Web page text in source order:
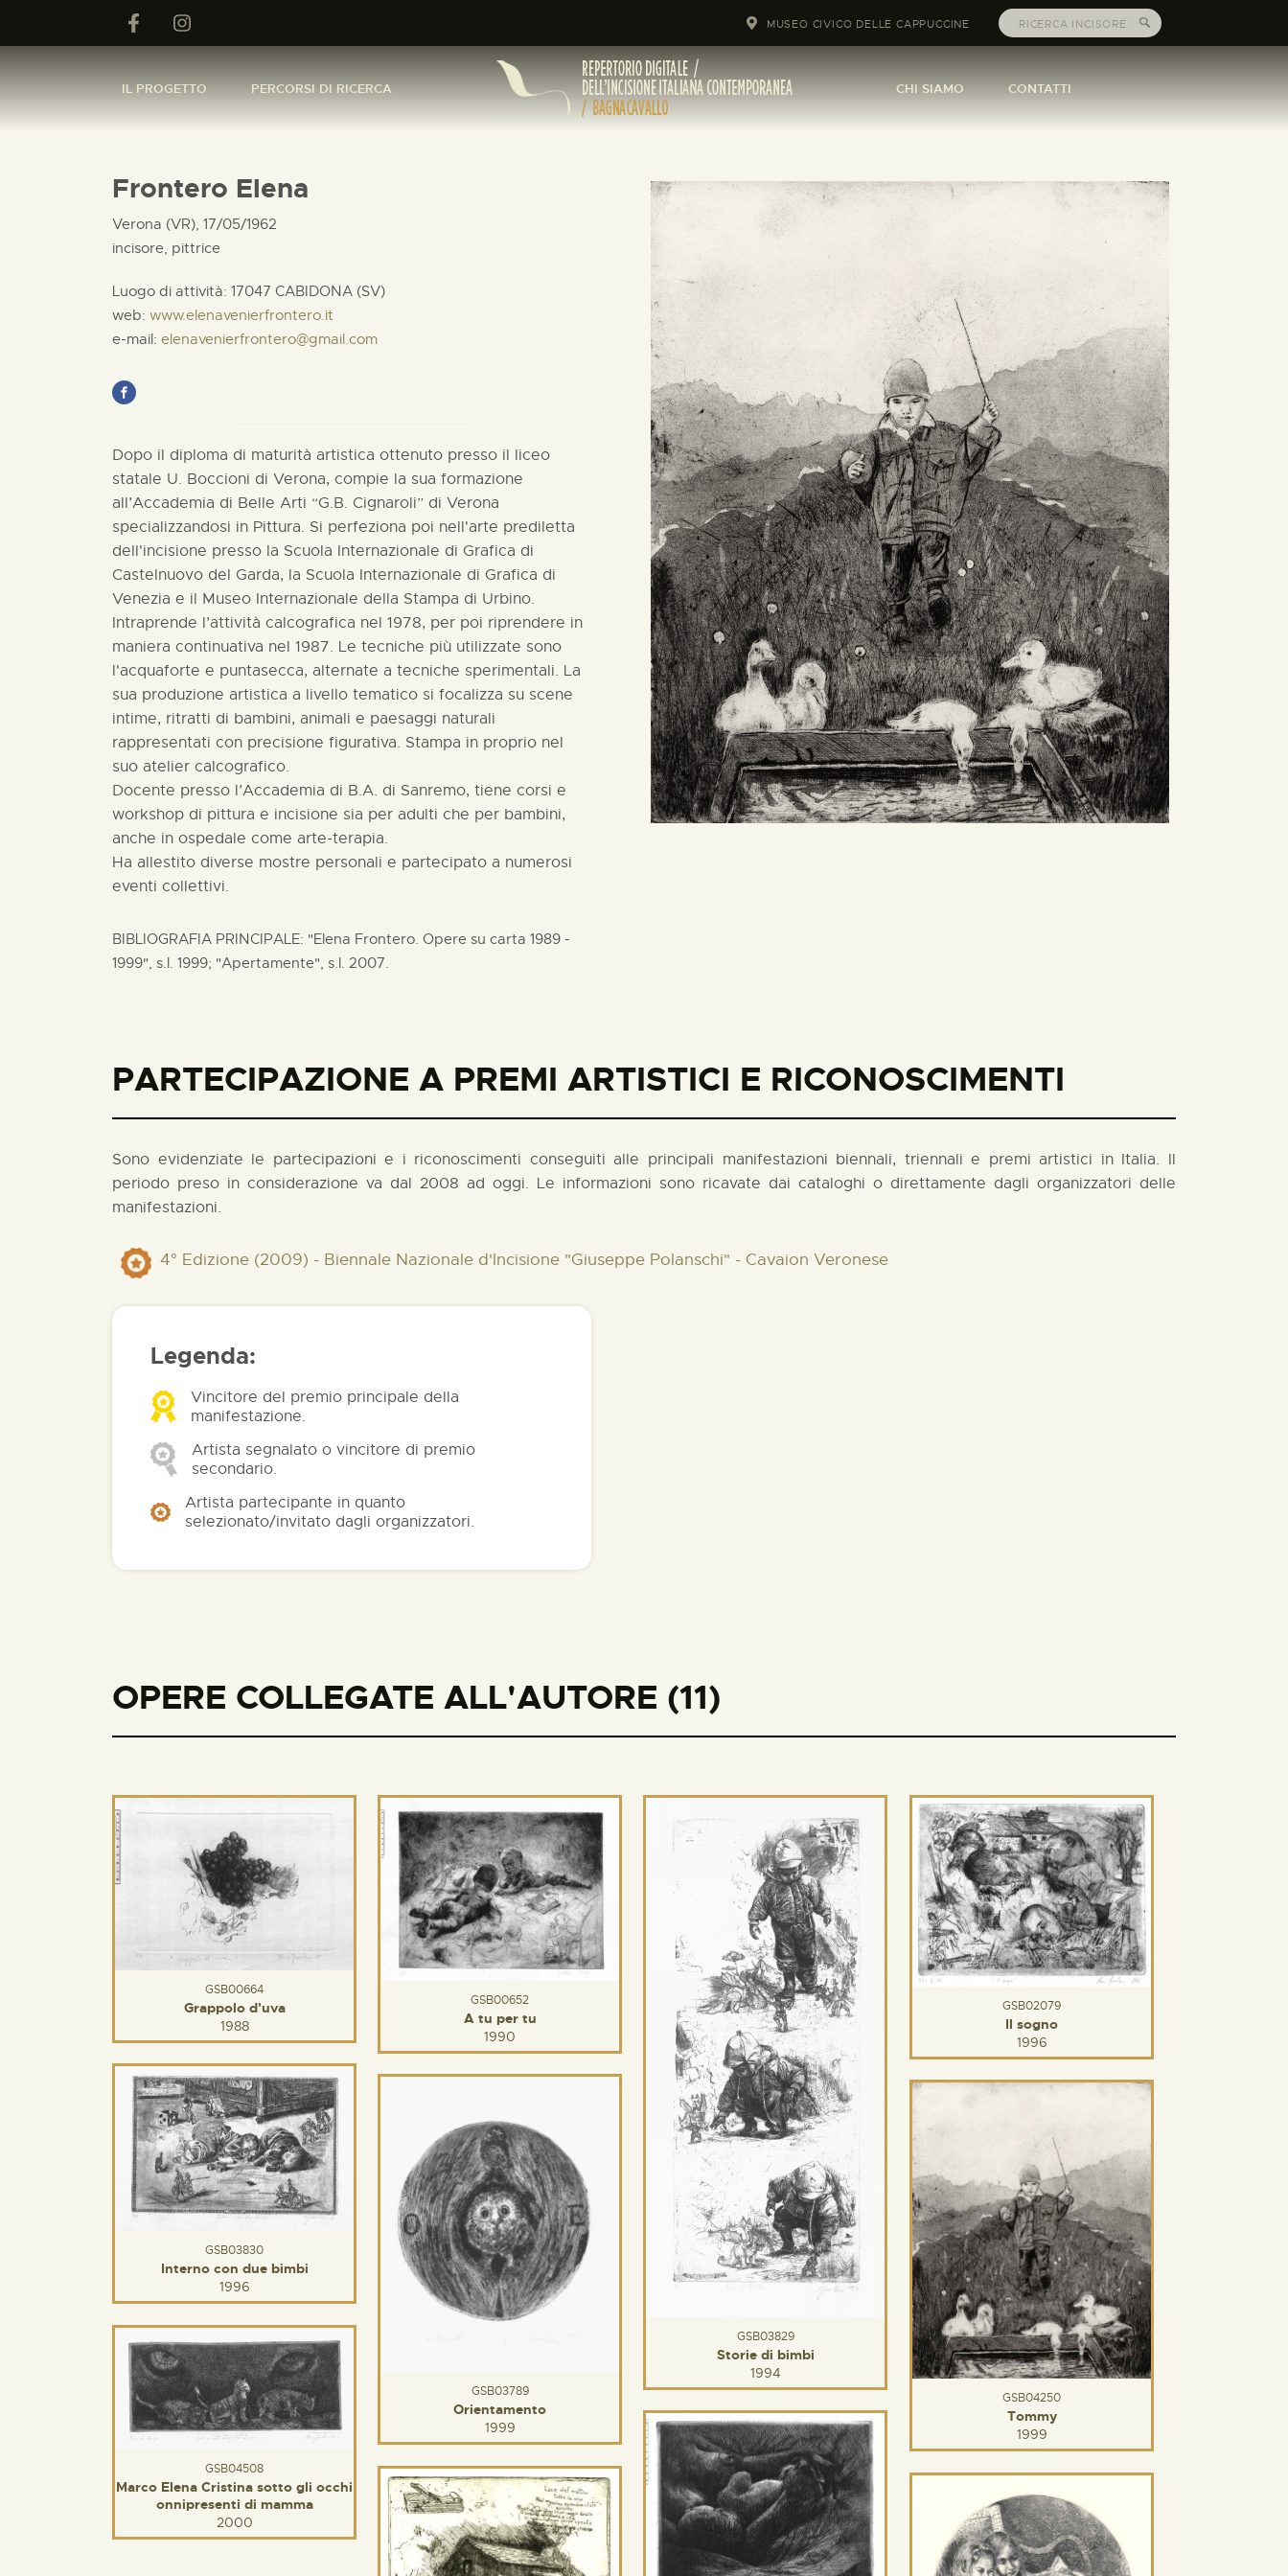
MUSEO CIVICO DELLE CAPPUCCINE
IL PROGETTO PERCORSI DI RICERCA CHI SIAMO CONTATTI
Frontero Elena
Verona (VR), 17/05/1962
incisore, pittrice
Luogo di attività: 17047 CABIDONA (SV)
web: www.elenavenierfrontero.it
e-mail: elenavenierfrontero@gmail.com
Dopo il diploma di maturità artistica ottenuto presso il liceo
statale U. Boccioni di Verona, compie la sua formazione
all’Accademia di Belle Arti “G.B. Cignaroli” di Verona
specializzandosi in Pittura. Si perfeziona poi nell'arte prediletta
dell'incisione presso la Scuola Internazionale di Grafica di
Castelnuovo del Garda, la Scuola Internazionale di Grafica di
Venezia e il Museo Internazionale della Stampa di Urbino.
Intraprende l’attività calcografica nel 1978, per poi riprendere in
maniera continuativa nel 1987. Le tecniche più utilizzate sono
l'acquaforte e puntasecca, alternate a tecniche sperimentali. La
sua produzione artistica a livello tematico si focalizza su scene
intime, ritratti di bambini, animali e paesaggi naturali
rappresentati con precisione figurativa. Stampa in proprio nel
suo atelier calcografico.
Docente presso l’Accademia di B.A. di Sanremo, tiene corsi e
workshop di pittura e incisione sia per adulti che per bambini,
anche in ospedale come arte-terapia.
Ha allestito diverse mostre personali e partecipato a numerosi
eventi collettivi.
BIBLIOGRAFIA PRINCIPALE: "Elena Frontero. Opere su carta 1989 -
1999", s.l. 1999; "Apertamente", s.l. 2007.
PARTECIPAZIONE A PREMI ARTISTICI E RICONOSCIMENTI
Sono evidenziate le partecipazioni e i riconoscimenti conseguiti alle principali manifestazioni biennali, triennali e premi artistici in Italia. Il
periodo preso in considerazione va dal 2008 ad oggi. Le informazioni sono ricavate dai cataloghi o direttamente dagli organizzatori delle
manifestazioni.
4° Edizione (2009) - Biennale Nazionale d'Incisione "Giuseppe Polanschi" - Cavaion Veronese
Legenda:
Vincitore del premio principale della
manifestazione.
Artista segnalato o vincitore di premio
secondario.
Artista partecipante in quanto
selezionato/invitato dagli organizzatori.
OPERE COLLEGATE ALL'AUTORE (11)
GSB00664
Grappolo d'uva
1988
GSB00652
A tu per tu
1990
GSB03829
Storie di bimbi
1994
GSB02079
Il sogno
1996
GSB03830
Interno con due bimbi
1996
GSB03789
Orientamento
1999
GSB04250
Tommy
1999
GSB04508
Marco Elena Cristina sotto gli occhi
onnipresenti di mamma
2000